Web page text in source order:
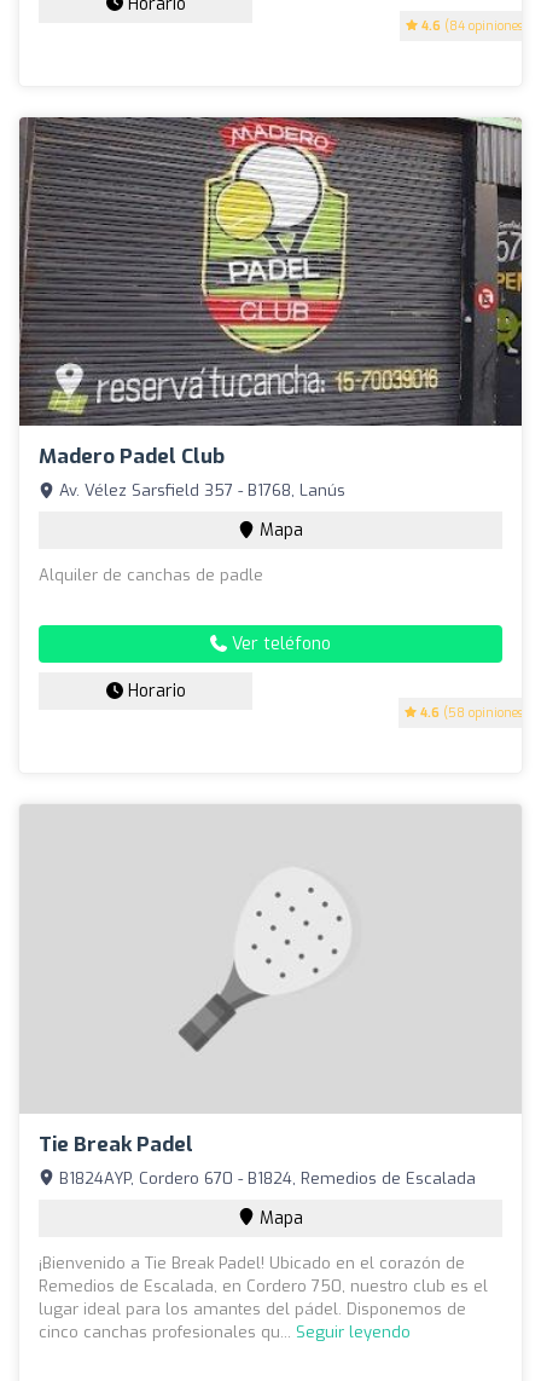
4.6 (84 opiniones)
Madero Padel Club
4.6 (58 opiniones)
Av. Vélez Sarsfield 357 - B1768, Lanús
Mapa
Alquiler de canchas de padle
Ver teléfono
Horario
Tie Break Padel
B1824AYP, Cordero 670 - B1824, Remedios de Escalada
Mapa
¡Bienvenido a Tie Break Padel! Ubicado en el corazón de
Remedios de Escalada, en Cordero 750, nuestro club es el
lugar ideal para los amantes del pádel. Disponemos de
cinco canchas profesionales qu... Seguir leyendo